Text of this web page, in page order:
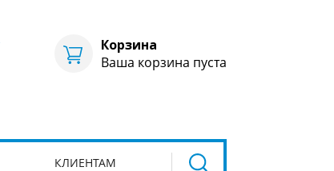
Корзина
Ваша корзина пуста
КЛИЕНТАМ